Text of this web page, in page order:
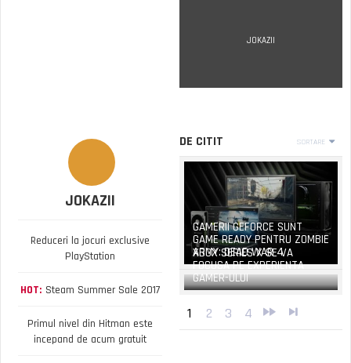
JOKAZII
JOKAZII
Reduceri la jocuri exclusive
PlayStation
HOT: Steam Summer Sale 2017
Primul nivel din Hitman este
incepand de acum gratuit
DE CITIT SORTARE
GAMERII GEFORCE SUNT
GAME READY PENTRU ZOMBIE
ARMY: DEAD WAR 4
XBOX SERIES X SE VA
FOCUSA PE EXPERIENTA
GAMER-ULUI
1 2 3 4